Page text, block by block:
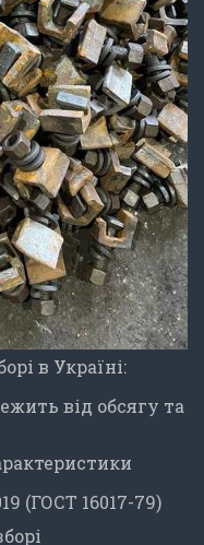
в Україні:
від обсягу та
(ГОСТ 16017-79)